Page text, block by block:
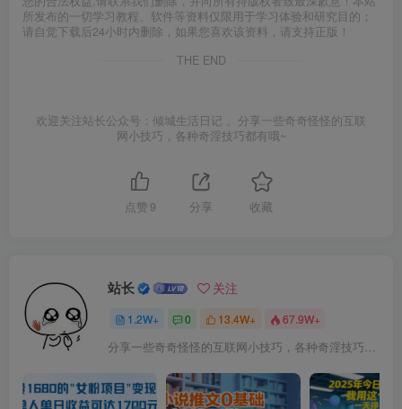
所发布的一切学习教程、软件等资料仅限用于学习体验和研究目的；
请自觉下载后24小时内删除，如果您喜欢该资料，请支持正版！
THE END
欢迎关注站长公众号：倾城生活日记 。分享一些奇奇怪怪的互联
网小技巧，各种奇淫技巧都有哦~
点赞 9 分享 收藏
站长 关注
1.2W+ 0 13.4W+ 67.9W+
分享一些奇奇怪怪的互联网小技巧，各种奇淫技巧都在本站。